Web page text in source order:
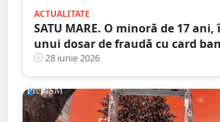
ACTUALITATE
SATU MARE. O minoră de 17
unui dosar de fraudă cu card
făcut 22 de tranzacții ilegale,
adulți
28 iunie 2026